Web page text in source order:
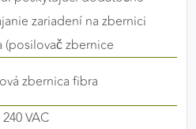
zariadení na zbernici
(posilovač zbernice
zbernica fibra
240 VAC
stránok.
Google